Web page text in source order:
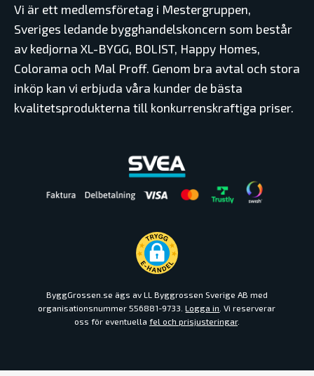
Vi är ett medlemsföretag i Mestergruppen,
Sveriges ledande bygghandelskoncern som består
av kedjorna XL-BYGG, BOLIST, Happy Homes,
Colorama och Mal Proff. Genom bra avtal och stora
inköp kan vi erbjuda våra kunder de bästa
kvalitetsprodukterna till konkurrenskraftiga priser.
ByggGrossen.se ägs av LL Byggrossen Sverige AB med
organisationsnummer 556881-9733.Logga in . Vi reserverar
oss för eventuella fel och prisjusteringar.